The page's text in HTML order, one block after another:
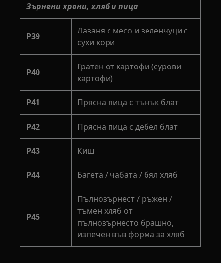
Зърнени храни, хляб и пица
P39
Лазаня с месо и зеленчуци с
сухи кори
P40
Гратен от картофи (сурови
картофи)
P41 Прясна пица с тънък блат
P42 Прясна пица с дебел блат
P43 Киш
P44 Багета / чабата / бял хляб
P45
Пълнозърнест / ръжен /
тъмен хляб от
пълнозърнесто брашно,
изпечен във форма за хляб